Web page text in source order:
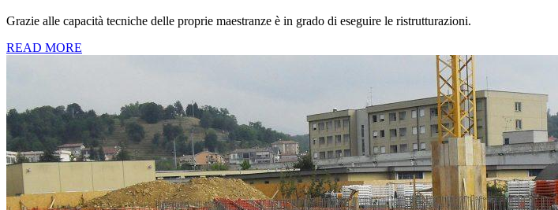
Grazie alle capacità tecniche delle proprie maestranze è in grado di eseguire le ristrutturazioni.
READ MORE